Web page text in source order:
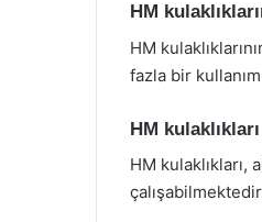
HM
HM
fazla bir
HM
HM